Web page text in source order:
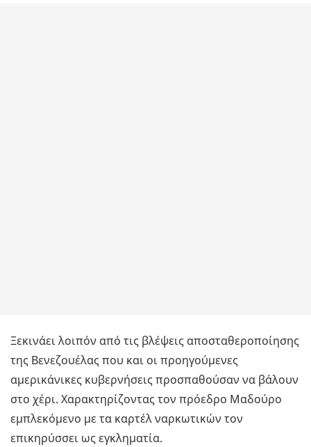
Ξεκινάει λοιπόν από τις βλέψεις αποσταθεροποίησης
της Βενεζουέλας που και οι προηγούμενες
αμερικάνικες κυβερνήσεις προσπαθούσαν να βάλουν
στο χέρι. Χαρακτηρίζοντας τον πρόεδρο Μαδούρο
εμπλεκόμενο με τα καρτέλ ναρκωτικών τον
επικηρύσσει ως εγκληματία.